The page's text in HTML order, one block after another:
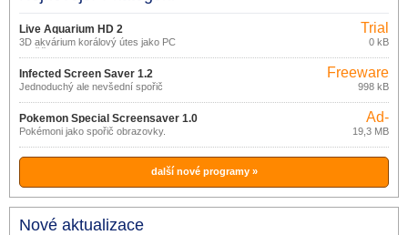
Live Aquarium HD 2
3D akvárium korálový útes jako PC
spořič obrazovky
Trial
0 kB
Infected Screen Saver 1.2
Jednoduchý ale nevšední spořič
Freeware
998 kB
Pokemon Special Screensaver 1.0
Pokémoni jako spořič obrazovky.
Ad-
supported
19,3 MB
další nové programy »
Nové aktualizace